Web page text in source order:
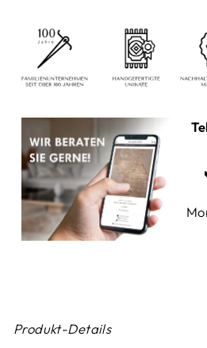
Produkt-Details